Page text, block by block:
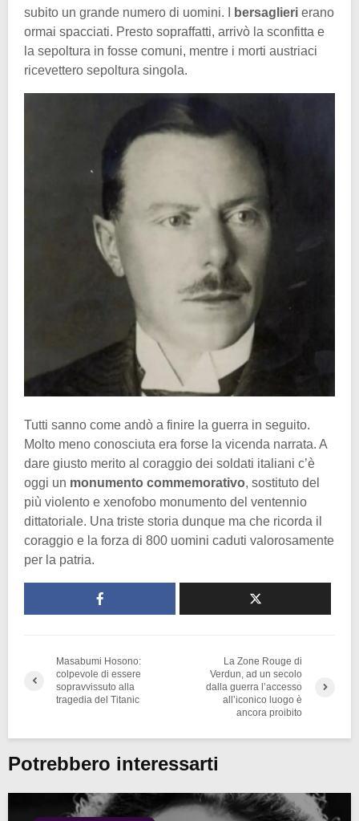
subito un grande numero di uomini. I bersaglieri erano
ormai spacciati. Presto sopraffatti, arrivò la sconfitta e
la sepoltura in fosse comuni, mentre i morti austriaci
ricevettero sepoltura singola.
Tutti sanno come andò a finire la guerra in seguito.
Molto meno conosciuta era forse la vicenda narrata. A
dare giusto merito al coraggio dei soldati italiani c’è
oggi un monumento commemorativo, sostituto del
più violento e xenofobo monumento del ventennio
dittatoriale. Una triste storia dunque ma che ricorda il
coraggio e la forza di 800 uomini caduti valorosamente
per la patria.
Masabumi Hosono:
colpevole di essere
sopravvissuto alla
tragedia del Titanic
La Zone Rouge di
Verdun, ad un secolo
dalla guerra l’accesso
all’iconico luogo è
ancora proibito
Potrebbero interessarti